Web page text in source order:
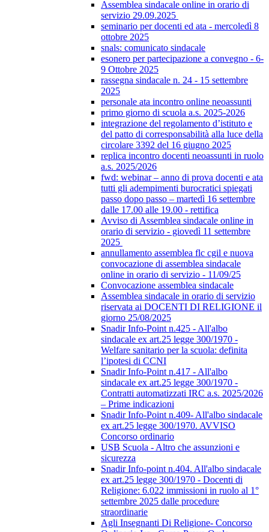
Assemblea sindacale online in orario di
servizio 29.09.2025
seminario per docenti ed ata - mercoledì 8
ottobre 2025
snals: comunicato sindacale
esonero per partecipazione a convegno - 6-
9 Ottobre 2025
rassegna sindacale n. 24 - 15 settembre
2025
personale ata incontro online neoassunti
primo giorno di scuola a.s. 2025-2026
integrazione del regolamento d’istituto e
del patto di corresponsabilità alla luce della
circolare 3392 del 16 giugno 2025
replica incontro docenti neoassunti in ruolo
a.s. 2025/2026
fwd: webinar – anno di prova docenti e ata
tutti gli adempimenti burocratici spiegati
passo dopo passo – martedì 16 settembre
dalle 17.00 alle 19.00 - rettifica
Avviso di Assemblea sindacale online in
orario di servizio - giovedì 11 settembre
2025
annullamento assemblea flc cgil e nuova
convocazione di assemblea sindacale
online in orario di servizio - 11/09/25
Convocazione assemblea sindacale
Assemblea sindacale in orario di servizio
riservata ai DOCENTI DI RELIGIONE il
giorno 25/08/2025
Snadir Info-Point n.425 - All'albo
sindacale ex art.25 legge 300/1970 -
Welfare sanitario per la scuola: definita
l’ipotesi di CCNI
Snadir Info-Point n.417 - All'albo
sindacale ex art.25 legge 300/1970 -
Contratti automatizzati IRC a.s. 2025/2026
– Prime indicazioni
Snadir Info-Point n.409- All'albo sindacale
ex art.25 legge 300/1970. AVVISO
Concorso ordinario
USB Scuola - Altro che assunzioni e
sicurezza
Snadir Info-point n.404. All'albo sindacale
ex art.25 legge 300/1970 - Docenti di
Religione: 6.022 immissioni in ruolo al 1°
settembre 2025 dalle procedure
straordinarie
Agli Insegnanti Di Religione- Concorso